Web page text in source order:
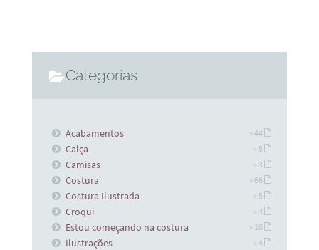
Categorias
Acabamentos » 44
Calça » 5
Camisas » 3
Costura » 66
Costura Ilustrada » 5
Croqui » 3
Estou começando na costura » 10
Ilustrações » 4